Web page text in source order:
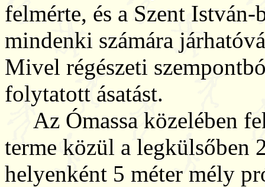
felmérte, és a Szent
mindenki számára
Mivel régészeti
folytatott ásatást.
Az Ómassa közelében
terme közül a legkülsőben
helyenként 5 méter mély